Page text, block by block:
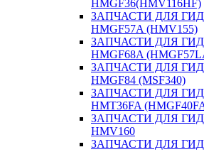
HMGF36(HMV116HF)
ЗАПЧАСТИ ДЛЯ
HMGF57A (HMV155)
ЗАПЧАСТИ ДЛЯ
HMGF68A
ЗАПЧАСТИ ДЛЯ
HMGF84 (MSF340)
ЗАПЧАСТИ ДЛЯ
HMT36FA
ЗАПЧАСТИ ДЛЯ
HMV160
ЗАПЧАСТИ ДЛЯ